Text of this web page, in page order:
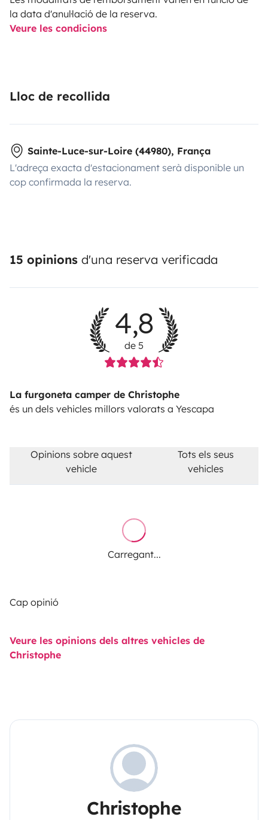
la data d'anul·lació de la reserva.
Veure les condicions
Lloc de recollida
Sainte-Luce-sur-Loire (44980), França
L'adreça exacta d'estacionament serà disponible un
cop confirmada la reserva.
15 opinions d'una reserva verificada
4,8
de 5
La furgoneta camper de Christophe
és un dels vehicles millors valorats a Yescapa
Opinions sobre aquest
vehicle
Tots els seus
vehicles
Carregant...
Cap opinió
Veure les opinions dels altres vehicles de
Christophe
Christophe